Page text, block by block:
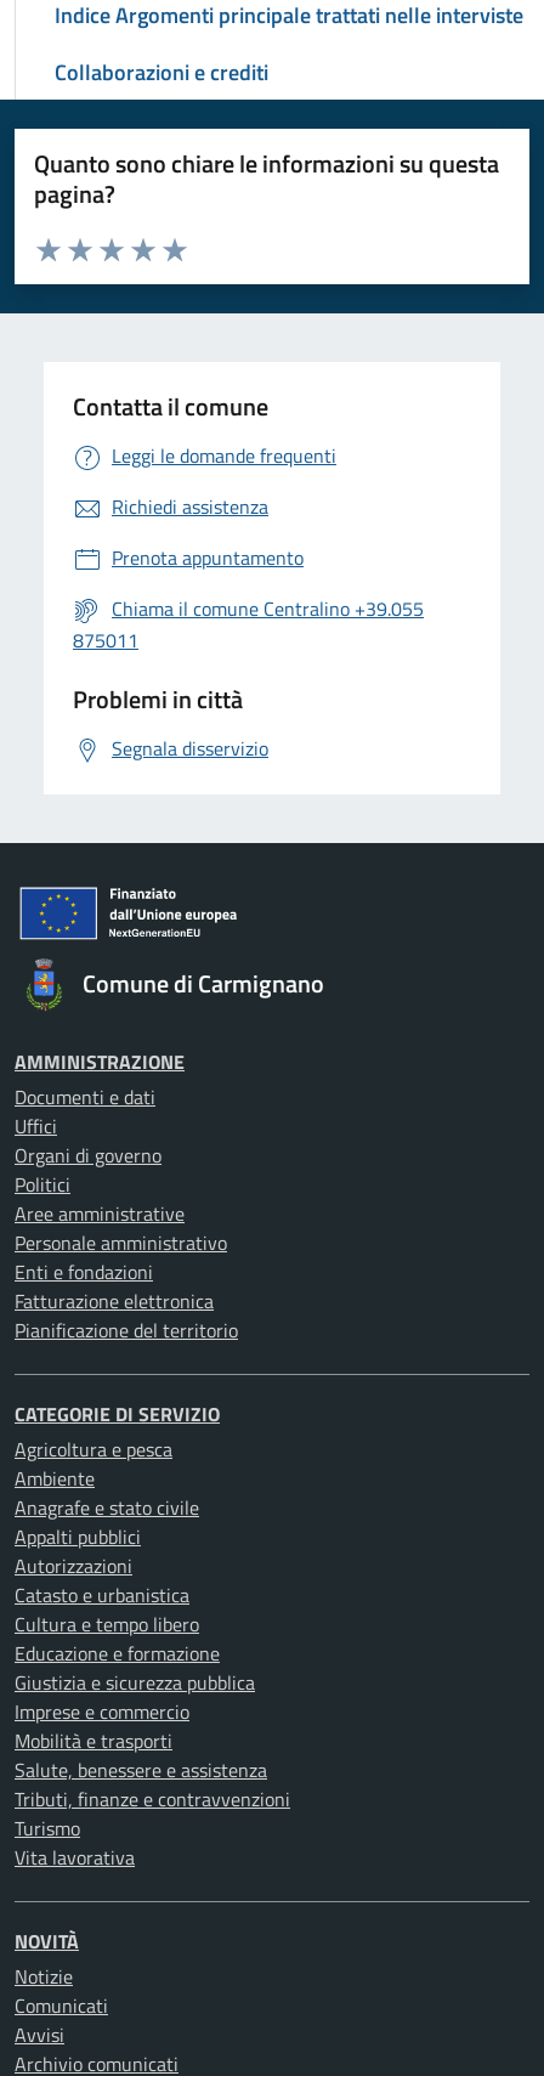
Indice Argomenti principale trattati nelle interviste
Collaborazioni e crediti
Quanto sono chiare le informazioni su questa
pagina?
Valuta da 1 a 5 stelle la pagina
Valuta 5 stelle su 5
Valuta 4 stelle su 5
Valuta 3 stelle su 5
Valuta 2 stelle su 5
Valuta 1 stelle su 5
Contatta il comune
Leggi le domande frequenti
Richiedi assistenza
Prenota appuntamento
Chiama il comune Centralino +39.055
875011
Problemi in città
Segnala disservizio
Comune di Carmignano
AMMINISTRAZIONE
Documenti e dati
Uffici
Organi di governo
Politici
Aree amministrative
Personale amministrativo
Enti e fondazioni
Fatturazione elettronica
Pianificazione del territorio
CATEGORIE DI SERVIZIO
Agricoltura e pesca
Ambiente
Anagrafe e stato civile
Appalti pubblici
Autorizzazioni
Catasto e urbanistica
Cultura e tempo libero
Educazione e formazione
Giustizia e sicurezza pubblica
Imprese e commercio
Mobilità e trasporti
Salute, benessere e assistenza
Tributi, finanze e contravvenzioni
Turismo
Vita lavorativa
NOVITÀ
Notizie
Comunicati
Avvisi
Archivio comunicati